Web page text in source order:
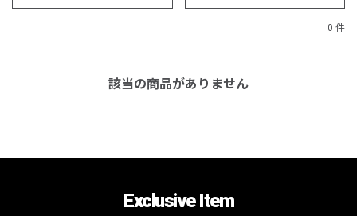
0 件
該当の商品がありません
Exclusive Item